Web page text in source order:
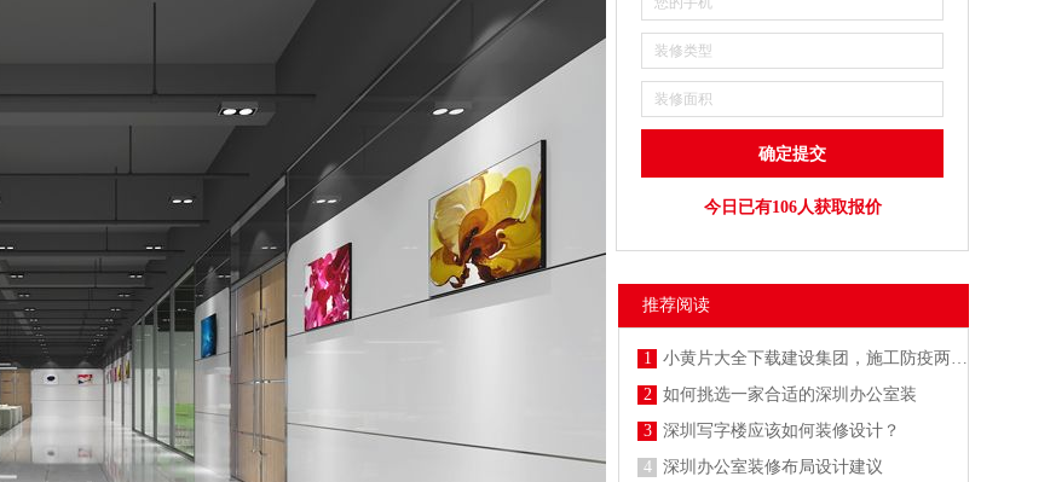
今日已有106人获取报价
推荐阅读
1
小黄片大全下载建设集团，施工防疫两不误
2
如何挑选一家合适的深圳办公室装
3
深圳写字楼应该如何装修设计？
4
深圳办公室装修布局设计建议